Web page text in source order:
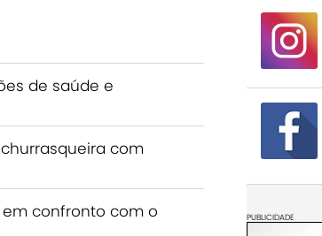
de saúde e
com
confronto com o PUBLICIDADE